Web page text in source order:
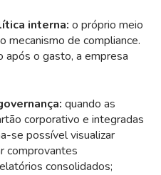
interna: o próprio meio
mecanismo de compliance.
após o gasto, a empresa
quando as
corporativo e integradas
se possível visualizar
comprovantes
consolidados;